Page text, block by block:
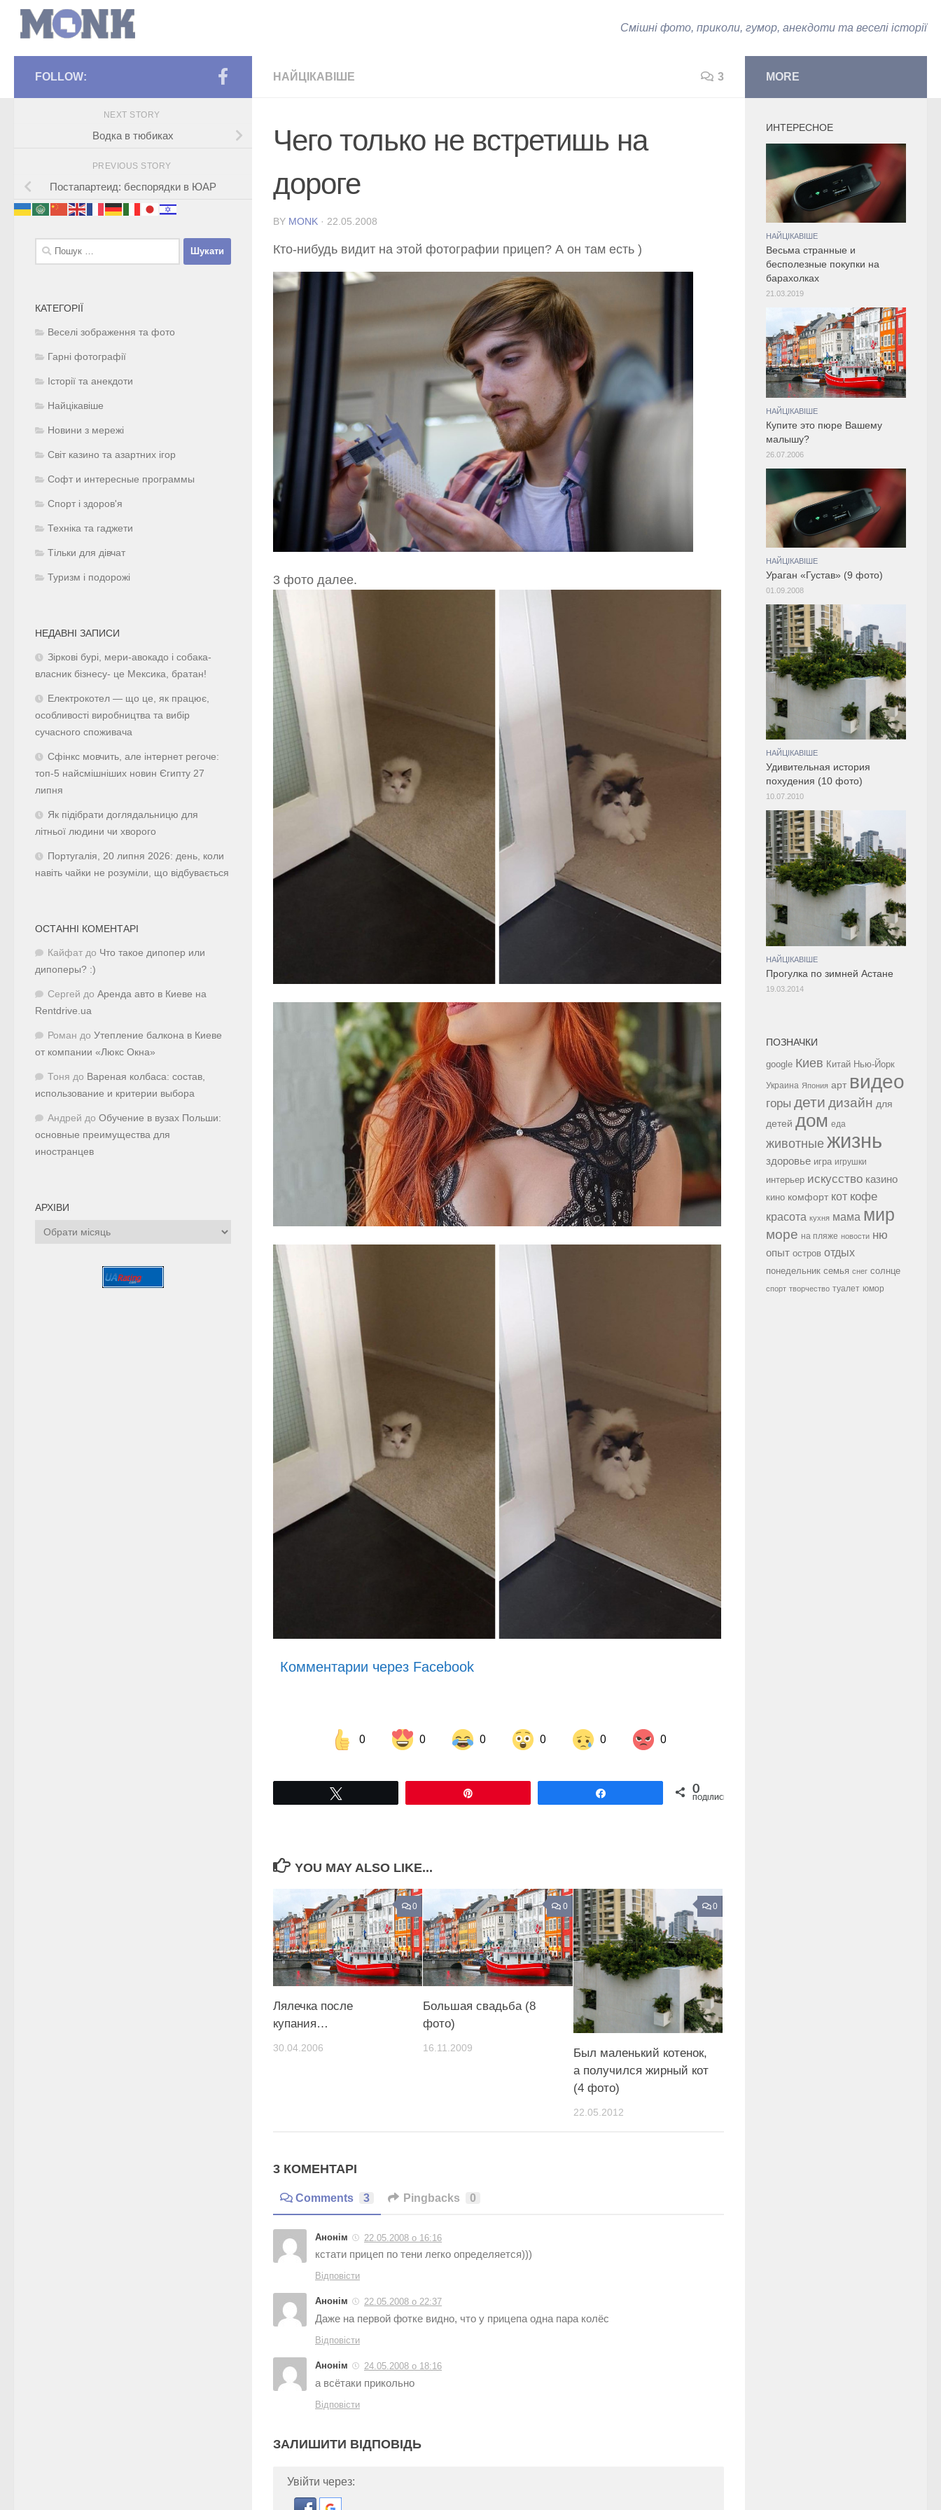
Смішні фото, приколи, гумор, анекдоти та веселі історії
НАЙЦІКАВІШЕ 3
Чего только не встретишь на
дороге
BY MONK · 22.05.2008
Кто-нибудь видит на этой фотографии прицеп? А он там есть )
3 фото далее.
Комментарии через Facebook
0 0 0 0 0 0
Share on Facebook Share on LinkedIn Share on Twitter 0
ПОДІЛИСЬ
YOU MAY ALSO LIKE...
0
Лялечка после
купания…
30.04.2006
0
Большая свадьба (8
фото)
16.11.2009
0
Был маленький котенок,
а получился жирный кот
(4 фото)
22.05.2012
3 КОМЕНТАРІ
Comments 3 Pingbacks 0
Анонім 22.05.2008 о 16:16
кстати прицеп по тени легко определяется)))
Відповісти
Анонім 22.05.2008 о 22:37
Даже на первой фотке видно, что у прицепа одна пара колёс
Відповісти
Анонім 24.05.2008 о 18:16
а всётаки прикольно
Відповісти
ЗАЛИШИТИ ВІДПОВІДЬ
Увійти через:
FOLLOW:
NEXT STORY
Водка в тюбиках
PREVIOUS STORY
Постапартеид: беспорядки в ЮАР
Пошук:
КАТЕГОРІЇ
Веселі зображення та фото
Гарні фотографії
Історії та анекдоти
Найцікавіше
Новини з мережі
Світ казино та азартних ігор
Софт и интересные программы
Спорт і здоров'я
Техніка та гаджети
Тільки для дівчат
Туризм і подорожі
НЕДАВНІ ЗАПИСИ
Зіркові бурі, мери-авокадо і собака-
власник бізнесу- це Мексика, братан!
Електрокотел — що це, як працює,
особливості виробництва та вибір
сучасного споживача
Сфінкс мовчить, але інтернет регоче:
топ-5 найсмішніших новин Єгипту 27
липня
Як підібрати доглядальницю для
літньої людини чи хворого
Португалія, 20 липня 2026: день, коли
навіть чайки не розуміли, що відбувається
ОСТАННІ КОМЕНТАРІ
Кайфат до Что такое дипопер или
дипоперы? :)
Сергей до Аренда авто в Киеве на
Rentdrive.ua
Роман до Утепление балкона в Киеве
от компании «Люкс Окна»
Тоня до Вареная колбаса: состав,
использование и критерии выбора
Андрей до Обучение в вузах Польши:
основные преимущества для
иностранцев
АРХІВИ
Архіви
MORE
ИНТЕРЕСНОЕ
НАЙЦІКАВІШЕ
Весьма странные и
бесполезные покупки на
барахолках
21.03.2019
НАЙЦІКАВІШЕ
Купите это пюре Вашему
малышу?
26.07.2006
НАЙЦІКАВІШЕ
Ураган «Густав» (9 фото)
01.09.2008
НАЙЦІКАВІШЕ
Удивительная история
похудения (10 фото)
10.07.2010
НАЙЦІКАВІШЕ
Прогулка по зимней Астане
19.03.2014
ПОЗНАЧКИ
google Киев Китай Нью-Йорк
Украина Япония арт видео
горы дети дизайн для
детей дом еда
животные жизнь
здоровье игра игрушки
интерьер искусство казино
кино комфорт кот кофе
красота кухня мама мир
море на пляже новости ню
опыт остров отдых
понедельник семья снег солнце
спорт творчество туалет юмор